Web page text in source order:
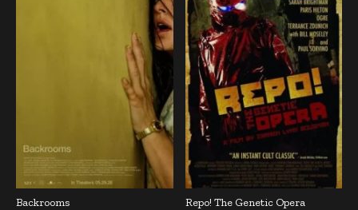
Backrooms Repo! The Genetic Opera